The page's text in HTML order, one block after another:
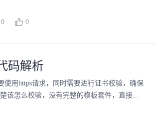
0 0
码解析
用https请求，同时需要进行证书校验，确保
该怎么校验，没有完整的模板套件，直接...